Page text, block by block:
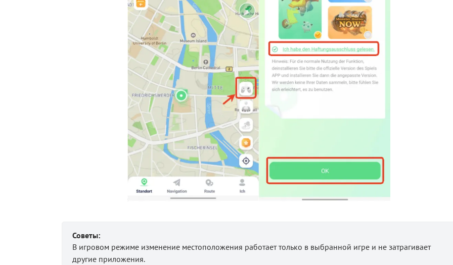
Советы:
В игровом режиме изменение местоположения работает только в выбранной игре и не затрагивает
другие приложения.